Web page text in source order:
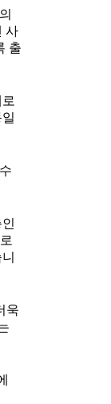
사
출
욱